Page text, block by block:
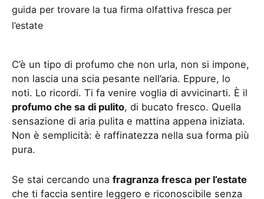
guida per trovare la tua firma olfattiva fresca per
l’estate
C’è un tipo di profumo che non urla, non si impone,
non lascia una scia pesante nell’aria. Eppure, lo
noti. Lo ricordi. Ti fa venire voglia di avvicinarti. È il
profumo che sa di pulito, di bucato fresco. Quella
sensazione di aria pulita e mattina appena iniziata.
Non è semplicità: è raffinatezza nella sua forma più
pura.
Se stai cercando una fragranza fresca per l’estate
che ti faccia sentire leggero e riconoscibile senza